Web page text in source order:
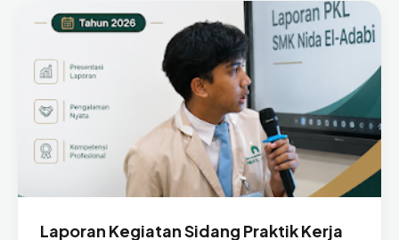
Laporan Kegiatan Sidang Praktik Kerja